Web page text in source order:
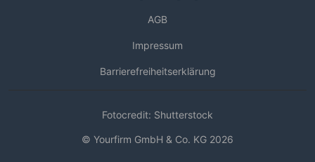
AGB
Impressum
Barrierefreiheitserklärung
Fotocredit: Shutterstock
© Yourfirm GmbH & Co. KG 2026